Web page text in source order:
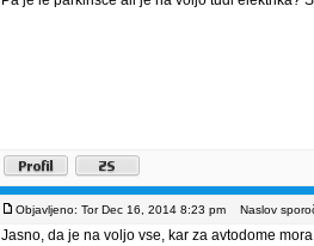
Objavljeno: Tor Dec 16, 2014 8:23 pm Naslov
Jasno, da je na voljo vse, kar za avtodome